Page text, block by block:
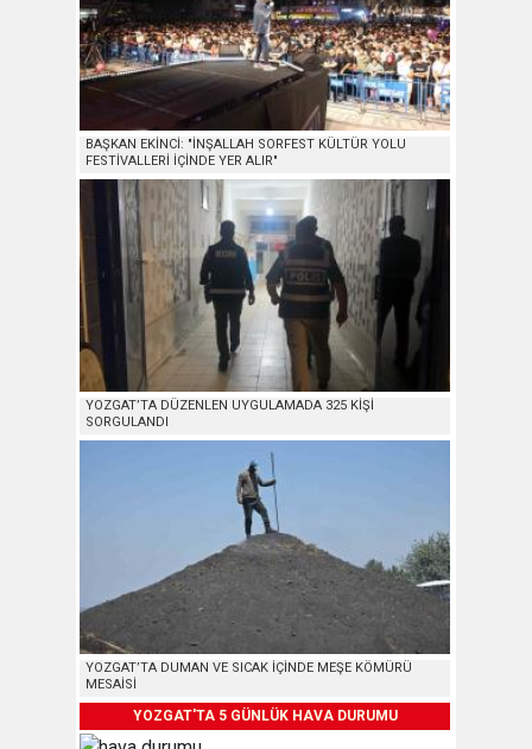
BAŞKAN EKİNCİ: "İNŞALLAH SORFEST KÜLTÜR YOLU
FESTİVALLERİ İÇİNDE YER ALIR"
YOZGAT’TA DÜZENLEN UYGULAMADA 325 KİŞİ
SORGULANDI
YOZGAT’TA DUMAN VE SICAK İÇİNDE MEŞE KÖMÜRÜ
MESAİSİ
YOZGAT'TA 5 GÜNLÜK HAVA DURUMU